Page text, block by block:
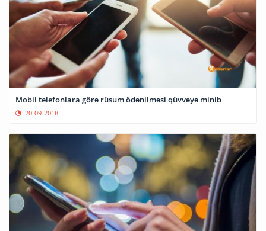
Mobil telefonlara görə rüsum ödənilməsi qüvvəyə minib
20-09-2018